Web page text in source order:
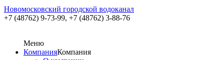
Новомосковский городской водоканал
+7 (48762) 9-73-99, +7 (48762) 3-88-76
Меню
КомпанияКомпания